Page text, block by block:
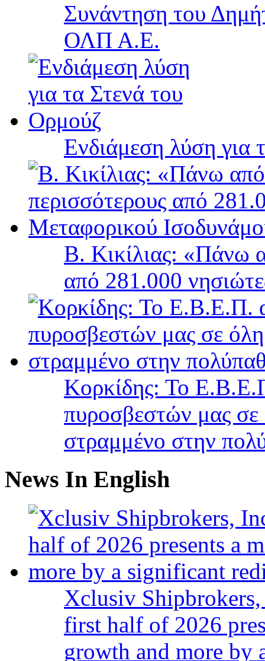
Συνάντηση του
ΟΛΠ Α.Ε.
Ενδιάμεση λύση για
Β. Κικίλιας: «Πάνω
από 281.000
Κορκίδης: Το
πυροσβεστών μας σε
στραμμένο στην
News In English
Xclusiv
first half of 2026
growth and more